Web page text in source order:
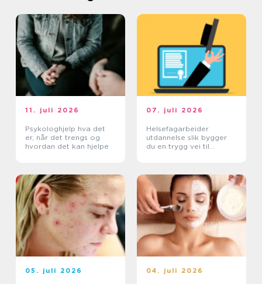
11. juli 2026
Psykologhjelp hva det
er, når det trengs og
hvordan det kan hjelpe
07. juli 2026
Helsefagarbeider
utdannelse slik bygger
du en trygg vei til
05. juli 2026 04. juli 2026